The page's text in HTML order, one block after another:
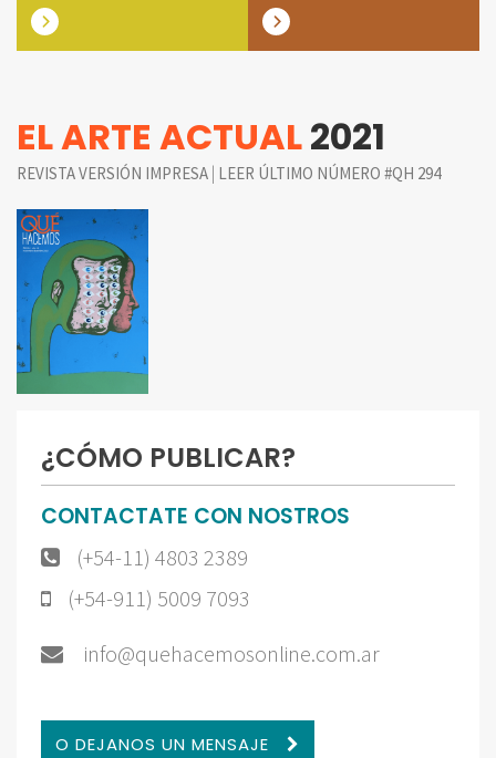
EL ARTE ACTUAL2021
REVISTA VERSIÓN IMPRESA | LEER ÚLTIMO NÚMERO #QH 294
¿CÓMO PUBLICAR?
CONTACTATE CON NOSTROS
(+54-11) 4803 2389
(+54-911) 5009 7093
info@quehacemosonline.com.ar
O DEJANOS UN MENSAJE